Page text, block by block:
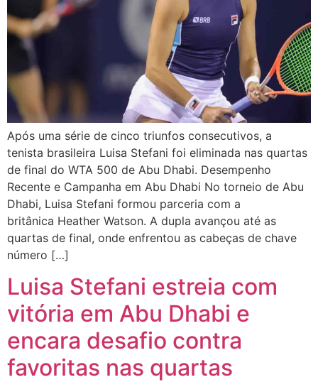
Após uma série de cinco triunfos consecutivos, a
tenista brasileira Luisa Stefani foi eliminada nas quartas
de final do WTA 500 de Abu Dhabi. Desempenho
Recente e Campanha em Abu Dhabi No torneio de Abu
Dhabi, Luisa Stefani formou parceria com a
britânica Heather Watson. A dupla avançou até as
quartas de final, onde enfrentou as cabeças de chave
número […]
Luisa Stefani estreia com
vitória em Abu Dhabi e
encara desafio contra
favoritas nas quartas